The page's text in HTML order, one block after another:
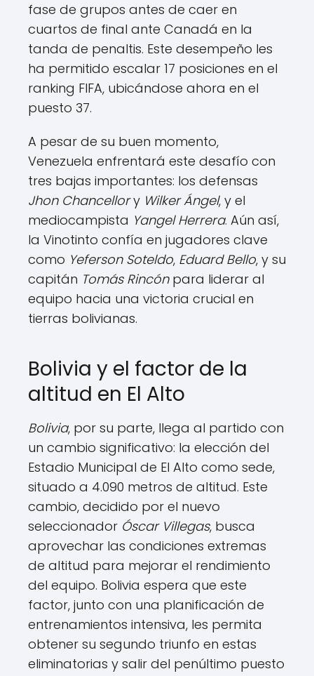
fase de grupos antes de caer en
cuartos de final ante Canadá en la
tanda de penaltis. Este desempeño les
ha permitido escalar 17 posiciones en el
ranking FIFA, ubicándose ahora en el
puesto 37.
A pesar de su buen momento,
Venezuela enfrentará este desafío con
tres bajas importantes: los defensas
Jhon Chancellory Wilker Ángel, y el
mediocampista Yangel Herrera. Aún así,
la Vinotinto confía en jugadores clave
como Yeferson Soteldo, Eduard Bello, y su
capitán Tomás Rincónpara liderar al
equipo hacia una victoria crucial en
tierras bolivianas.
Bolivia y el factor de la
altitud en El Alto
Bolivia, por su parte, llega al partido con
un cambio significativo: la elección del
Estadio Municipal de El Alto como sede,
situado a 4.090 metros de altitud. Este
cambio, decidido por el nuevo
seleccionador Óscar Villegas, busca
aprovechar las condiciones extremas
de altitud para mejorar el rendimiento
del equipo. Bolivia espera que este
factor, junto con una planificación de
entrenamientos intensiva, les permita
obtener su segundo triunfo en estas
eliminatorias y salir del penúltimo puesto